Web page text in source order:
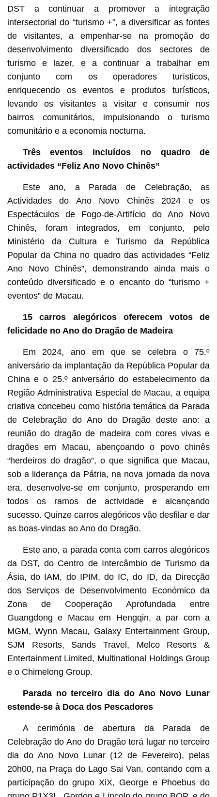
DST a continuar a promover a integração
intersectorial do “turismo +”, a diversificar as fontes
de visitantes, a empenhar-se na promoção do
desenvolvimento diversificado dos sectores de
turismo e lazer, e a continuar a trabalhar em
conjunto com os operadores turísticos,
enriquecendo os eventos e produtos turísticos,
levando os visitantes a visitar e consumir nos
bairros comunitários, impulsionando o turismo
comunitário e a economia nocturna.
Três eventos incluídos no quadro de
actividades “Feliz Ano Novo Chinês”
Este ano, a Parada de Celebração, as
Actividades do Ano Novo Chinês 2024 e os
Espectáculos de Fogo-de-Artifício do Ano Novo
Chinês, foram integrados, em conjunto, pelo
Ministério da Cultura e Turismo da República
Popular da China no quadro das actividades “Feliz
Ano Novo Chinês”, demonstrando ainda mais o
conteúdo diversificado e o encanto do “turismo +
eventos” de Macau.
15 carros alegóricos oferecem votos de
felicidade no Ano do Dragão de Madeira
Em 2024, ano em que se celebra o 75.º
aniversário da implantação da República Popular da
China e o 25.º aniversário do estabelecimento da
Região Administrativa Especial de Macau, a equipa
criativa concebeu como história temática da Parada
de Celebração do Ano do Dragão deste ano: a
reunião do dragão de madeira com cores vivas e
dragões em Macau, abençoando o povo chinês
“herdeiros do dragão”, o que significa que Macau,
sob a liderança da Pátria, na nova jornada da nova
era, desenvolve-se em conjunto, prosperando em
todos os ramos de actividade e alcançando
sucesso. Quinze carros alegóricos vão desfilar e dar
as boas-vindas ao Ano do Dragão.
Este ano, a parada conta com carros alegóricos
da DST, do Centro de Intercâmbio de Turismo da
Ásia, do IAM, do IPIM, do IC, do ID, da Direcção
dos Serviços de Desenvolvimento Económico da
Zona de Cooperação Aprofundada entre
Guangdong e Macau em Hengqin, a par com a
MGM, Wynn Macau, Galaxy Entertainment Group,
SJM Resorts, Sands Travel, Melco Resorts &
Entertainment Limited, Multinational Holdings Group
e o Chimelong Group.
Parada no terceiro dia do Ano Novo Lunar
estende-se à Doca dos Pescadores
A cerimónia de abertura da Parada de
Celebração do Ano do Dragão terá lugar no terceiro
dia do Ano Novo Lunar (12 de Fevereiro), pelas
20h00, na Praça do Lago Sai Van, contando com a
participação do grupo XiX, George e Phoebus do